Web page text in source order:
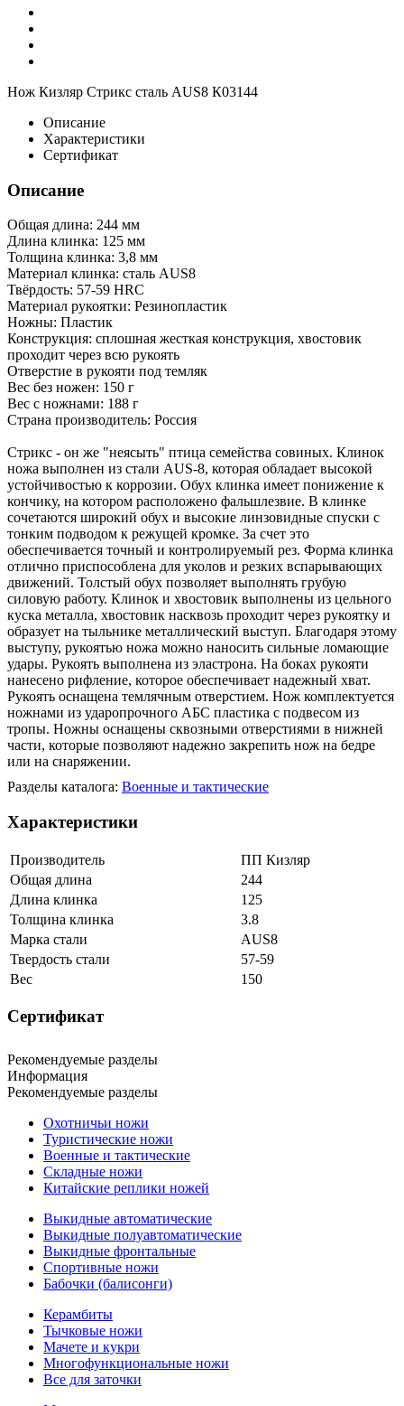
Нож Кизляр Стрикс сталь AUS8 К03144
Описание
Характеристики
Сертификат
Описание
Общая длина: 244 мм
Длина клинка: 125 мм
Толщина клинка: 3,8 мм
Материал клинка: сталь AUS8
Твёрдость: 57-59 HRC
Материал рукоятки: Резинопластик
Ножны: Пластик
Конструкция: сплошная жесткая конструкция, хвостовик
проходит через всю рукоять
Отверстие в рукояти под темляк
Вес без ножен: 150 г
Вес с ножнами: 188 г
Страна производитель: Россия
Стрикс - он же "неясыть" птица семейства совиных. Клинок
ножа выполнен из стали AUS-8, которая обладает высокой
устойчивостью к коррозии. Обух клинка имеет понижение к
кончику, на котором расположено фальшлезвие. В клинке
сочетаются широкий обух и высокие линзовидные спуски с
тонким подводом к режущей кромке. За счет это
обеспечивается точный и контролируемый рез. Форма клинка
отлично приспособлена для уколов и резких вспарывающих
движений. Толстый обух позволяет выполнять грубую
силовую работу. Клинок и хвостовик выполнены из цельного
куска металла, хвостовик насквозь проходит через рукоятку и
образует на тыльнике металлический выступ. Благодаря этому
выступу, рукоятью ножа можно наносить сильные ломающие
удары. Рукоять выполнена из эластрона. На боках рукояти
нанесено рифление, которое обеспечивает надежный хват.
Рукоять оснащена темлячным отверстием. Нож комплектуется
ножнами из ударопрочного АБС пластика с подвесом из
тропы. Ножны оснащены сквозными отверстиями в нижней
части, которые позволяют надежно закрепить нож на бедре
или на снаряжении.
Разделы каталога: Военные и тактические
Характеристики
Производитель
ПП Кизляр
Общая длина
244
Длина клинка
125
Толщина клинка
3.8
Марка стали
AUS8
Твердость стали
57-59
Вес
150
Сертификат
Рекомендуемые разделы
Информация
Рекомендуемые разделы
Охотничьи ножи
Туристические ножи
Военные и тактические
Складные ножи
Китайские реплики ножей
Выкидные автоматические
Выкидные полуавтоматические
Выкидные фронтальные
Спортивные ножи
Бабочки (балисонги)
Керамбиты
Тычковые ножи
Мачете и кукри
Многофункциональные ножи
Все для заточки